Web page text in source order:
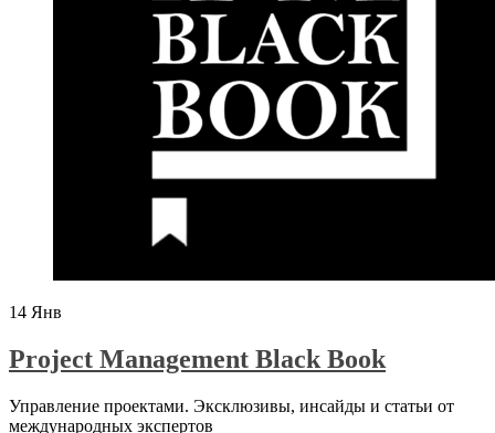
14 Янв
Project Management Black Book
Управление проектами. Эксклюзивы, инсайды и статьи от
международных экспертов